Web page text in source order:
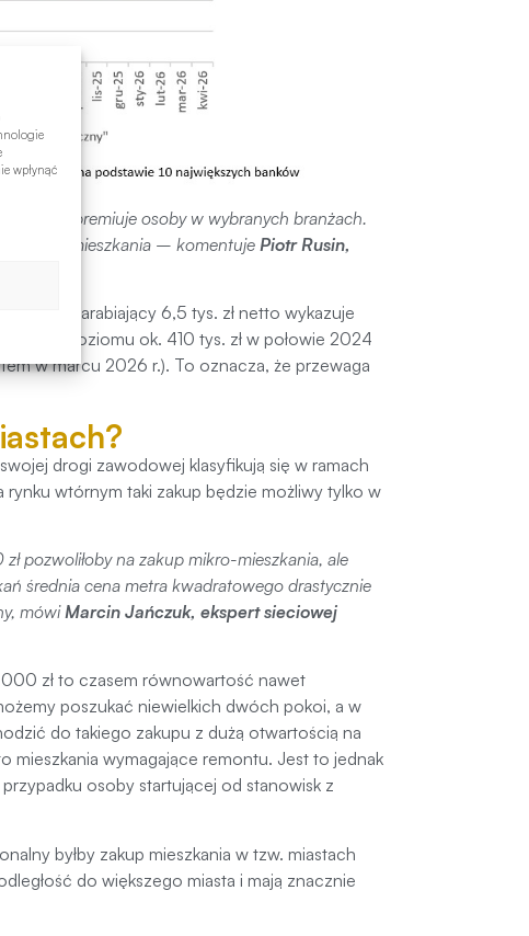
wpłynąć
premiuje osoby w wybranych branżach.
zakupu mieszkania – komentuje Piotr Rusin,
zarabiający 6,5 tys. zł netto wykazuje
Z poziomu ok. 410 tys. zł w połowie 2024
w marcu 2026 r.). To oznacza, że przewaga
drogi zawodowej klasyfikują się w ramach
wtórnym taki zakup będzie możliwy tylko w
pozwoliłoby na zakup mikro-mieszkania, ale
średnia cena metra kwadratowego drastycznie
, mówiMarcin Jańczuk, ekspert sieciowej
zł to czasem równowartość nawet
poszukać niewielkich dwóch pokoi, a w
do takiego zakupu z dużą otwartością na
mieszkania wymagające remontu. Jest to jednak
osoby startującej od stanowisk z
byłby zakup mieszkania w tzw. miastach
do większego miasta i mają znacznie